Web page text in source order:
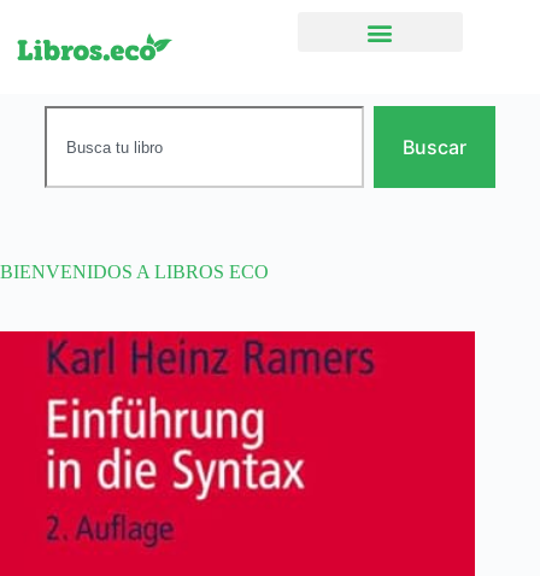
Buscar
BIENVENIDOS A LIBROS ECO